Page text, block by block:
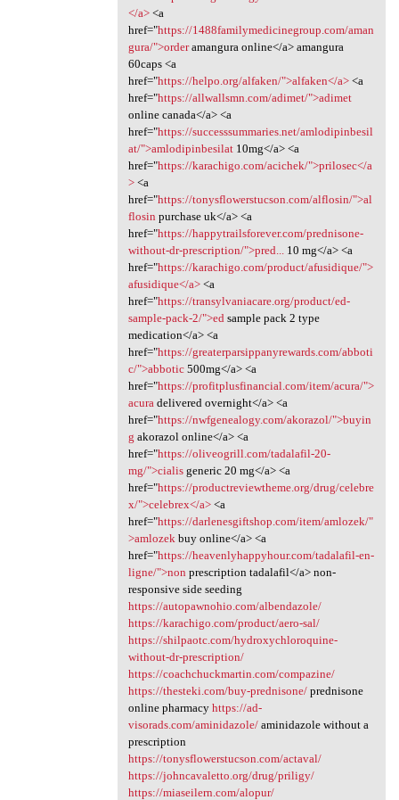
</a><a
href="https://1488familymedicinegroup.com/aman
gura/">orderamangura online</a> amangura
60caps <a
href="https://helpo.org/alfaken/">alfaken</a><a
href="https://allwallsmn.com/adimet/">adimet
online canada</a> <a
href="https://successsummaries.net/amlodipinbesil
at/">amlodipinbesilat10mg</a> <a
href="https://karachigo.com/acichek/">prilosec</a
><a
href="https://tonysflowerstucson.com/alflosin/">al
flosin purchase uk</a> <a
href="https://happytrailsforever.com/prednisone-
without-dr-prescription/">pred...
10 mg</a> <a
href="https://karachigo.com/product/afusidique/">
afusidique</a><a
href="https://transylvaniacare.org/product/ed-
sample-pack-2/">ed sample pack 2 type
medication</a> <a
href="https://greaterparsippanyrewards.com/abboti
c/">abbotic500mg</a> <a
href="https://profitplusfinancial.com/item/acura/">
acura delivered overnight</a> <a
href="https://nwfgenealogy.com/akorazol/">buyin
g akorazol online</a> <a
href="https://oliveogrill.com/tadalafil-20-
mg/">cialisgeneric 20 mg</a> <a
href="https://productreviewtheme.org/drug/celebre
x/">celebrex</a><a
href="https://darlenesgiftshop.com/item/amlozek/"
>amlozek buy online</a> <a
href="https://heavenlyhappyhour.com/tadalafil-en-
ligne/">non prescription tadalafil</a> non-
responsive side seeding
https://autopawnohio.com/albendazole/
https://karachigo.com/product/aero-sal/
https://shilpaotc.com/hydroxychloroquine-
without-dr-prescription/
https://coachchuckmartin.com/compazine/
https://thesteki.com/buy-prednisone/prednisone
online pharmacy https://ad-
visorads.com/aminidazole/aminidazole without a
prescription
https://tonysflowerstucson.com/actaval/
https://johncavaletto.org/drug/priligy/
https://miaseilern.com/alopur/